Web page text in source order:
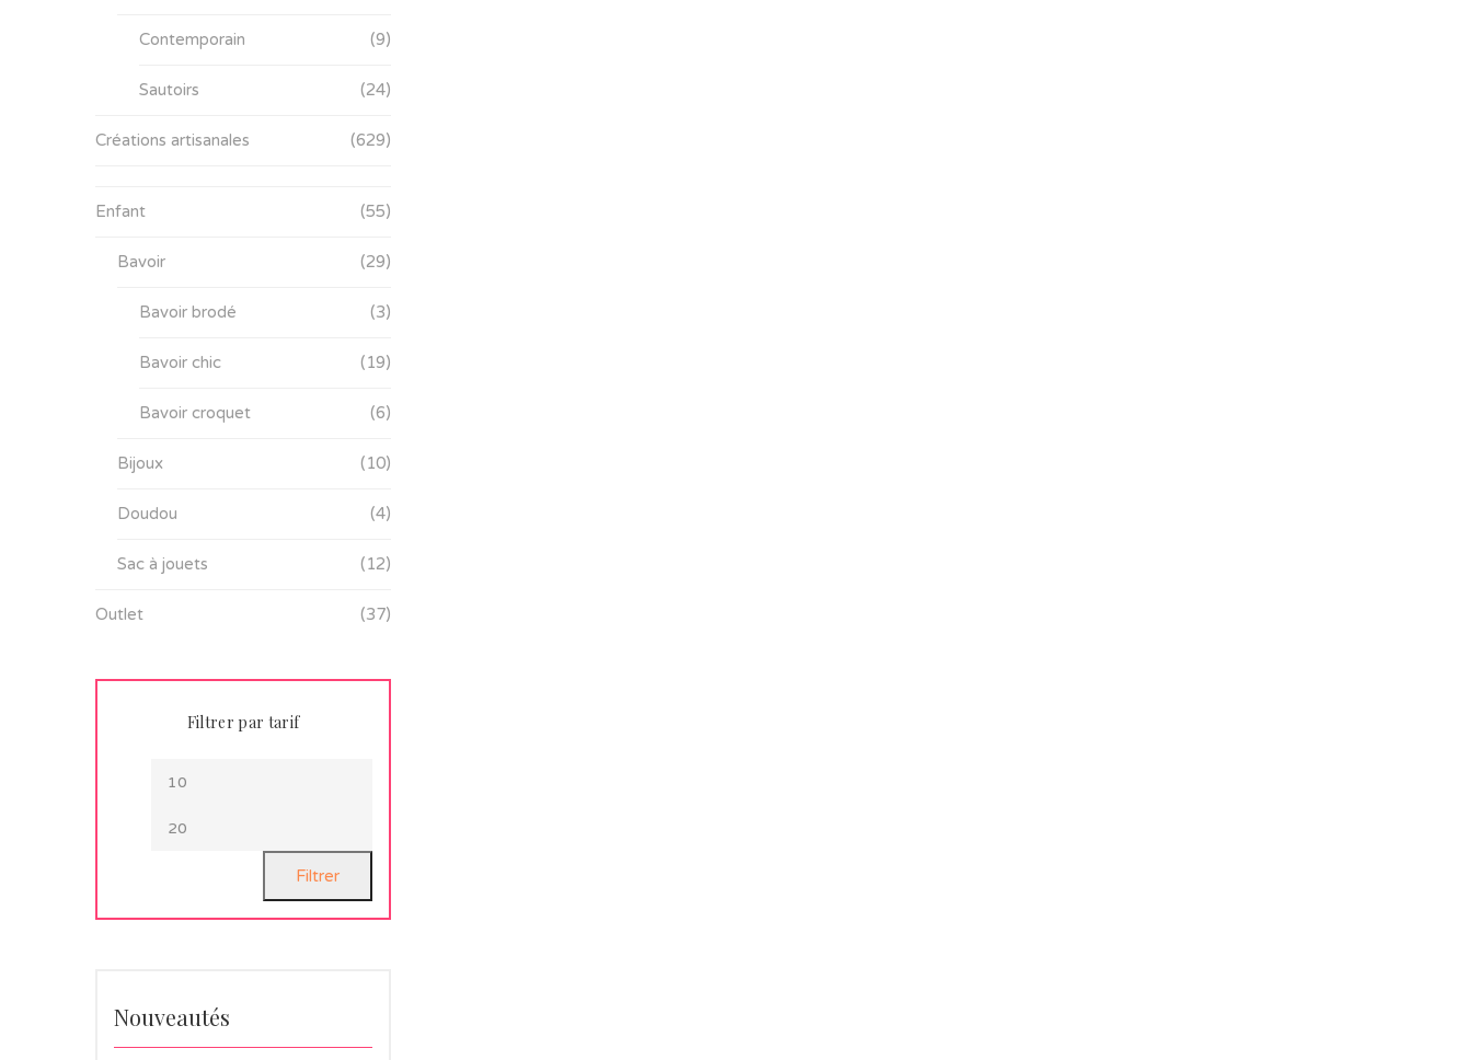
Contemporain (9)
Sautoirs (24)
Créations artisanales (629)
Enfant (55)
Bavoir (29)
Bavoir brodé (3)
Bavoir chic (19)
Bavoir croquet (6)
Bijoux (10)
Doudou (4)
Sac à jouets (12)
Outlet (37)
Filtrer par tarif
Filtrer
Nouveautés